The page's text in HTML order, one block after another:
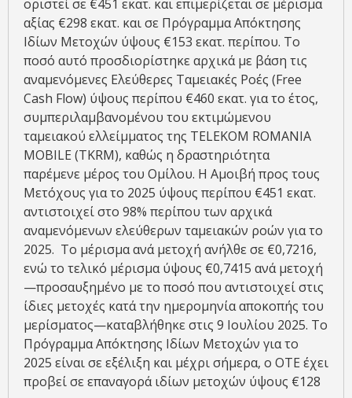
οριστεί σε €451 εκατ. και επιμερίζεται σε μέρισμα
αξίας €298 εκατ. και σε Πρόγραμμα Απόκτησης
Ιδίων Μετοχών ύψους €153 εκατ. περίπου. Το
ποσό αυτό προσδιορίστηκε αρχικά με βάση τις
αναμενόμενες Ελεύθερες Ταμειακές Ροές (Free
Cash Flow) ύψους περίπου €460 εκατ. για το έτος,
συμπεριλαμβανομένου του εκτιμώμενου
ταμειακού ελλείμματος της TELEKOM ROMANIA
MOBILE (TKRM), καθώς η δραστηριότητα
παρέμενε μέρος του Ομίλου. Η Αμοιβή προς τους
Μετόχους για το 2025 ύψους περίπου €451 εκατ.
αντιστοιχεί στο 98% περίπου των αρχικά
αναμενόμενων ελεύθερων ταμειακών ροών για το
2025. Το μέρισμα ανά μετοχή ανήλθε σε €0,7216,
ενώ το τελικό μέρισμα ύψους €0,7415 ανά μετοχή
—προσαυξημένο με το ποσό που αντιστοιχεί στις
ίδιες μετοχές κατά την ημερομηνία αποκοπής του
μερίσματος—καταβλήθηκε στις 9 Ιουλίου 2025. Το
Πρόγραμμα Απόκτησης Ιδίων Μετοχών για το
2025 είναι σε εξέλιξη και μέχρι σήμερα, ο ΟΤΕ έχει
προβεί σε επαναγορά ιδίων μετοχών ύψους €128